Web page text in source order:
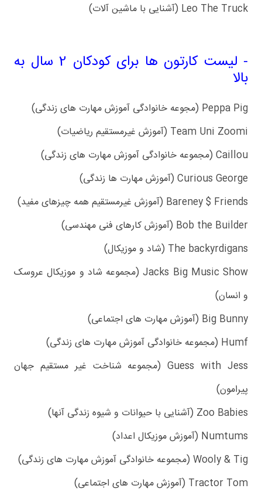
Leo The Truck (آشنایی با ماشین آلات)
- لیست کارتون ها برای کودکان 2 سال به
بالا
Peppa Pig (مجوعه خانوادگی آموزش مهارت های زندگی)
Team Uni Zoomi (آموزش غیرمستقیم ریاضیات)
Caillou (مجموعه خانوادگی آموزش مهارت های زندگی)
Curious George (آموزش مهارت ها زندگی)
Bareney $ Friends (آموزش غیرمستقیم همه چیزهای مفید)
Bob the Builder (آموزش کارهای فنی مهندسی)
The backyrdigans (شاد و موزیکال)
Jacks Big Music Show (مجموعه شاد و موزیکال عروسک
و انسان)
Big Bunny (آموزش مهارت های اجتماعی)
Humf (مجموعه خانوادگی آموزش مهارت های زندگی)
Guess with Jess (مجموعه شناخت غیر مستقیم جهان
پیرامون)
Zoo Babies (آشنایی با حیوانات و شیوه زندگی آنها)
Numtums (آموزش موزیکال اعداد)
Wooly & Tig (مجموعه خانوادگی آموزش مهارت های زندگی)
Tractor Tom (آموزش مهارت های اجتماعی)